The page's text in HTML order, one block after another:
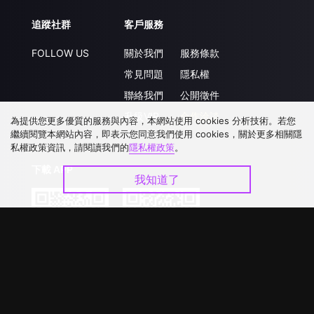
追蹤社群
FOLLOW US
客戶服務
關於我們
常見問題
聯絡我們
升級VIP
服務條款
隱私權
公開徵件
合作洽談
下載 APP
為提供您更多優質的服務與內容，本網站使用 cookies 分析技術。若您
繼續閱覽本網站內容，即表示您同意我們使用 cookies，關於更多相關隱
私權政策資訊，請閱讀我們的隱私權政策。
我知道了